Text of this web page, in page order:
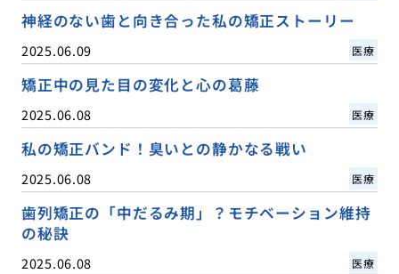
神経のない歯と向き合った私の矯正ストーリー
2025.06.09 医療
矯正中の見た目の変化と心の葛藤
2025.06.08 医療
私の矯正バンド！臭いとの静かなる戦い
2025.06.08 医療
歯列矯正の「中だるみ期」？モチベーション維持
の秘訣
2025.06.08 医療